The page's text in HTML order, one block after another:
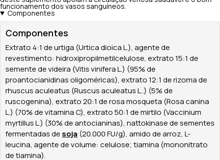
funcionamento dos vasos sanguíneos.
Componentes
Componentes
Extrato 4:1 de urtiga (Urtica dioica L.), agente de
revestimento: hidroxipropilmetilcelulose, extrato 15:1 de
semente de videira (Vitis vinifera L.) (95% de
proantocianidinas oligoméricas), extrato 12:1 de rizoma de
rhuscus aculeatus (Ruscus aculeatus L..) (5% de
ruscogenina), extrato 20:1 de rosa mosqueta (Rosa canina
L.) (70% de vitamina C), extrato 50:1 de mirtilo (Vaccinium
myrtillus L.) (30% de antocianinas), nattokinase de sementes
fermentadas de soja (20.000 FU/g), amido de arroz, L-
leucina, agente de volume: celulose; tiamina (mononitrato
de tiamina).